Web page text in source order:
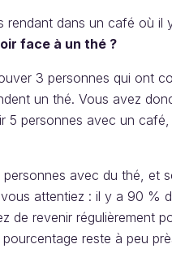
dans un café où il
face à un thé ?
3 personnes qui ont
un thé. Vous avez
personnes avec un café,
avec du thé, et
attentiez : il y a 90 %
de revenir régulièrement
reste à peu